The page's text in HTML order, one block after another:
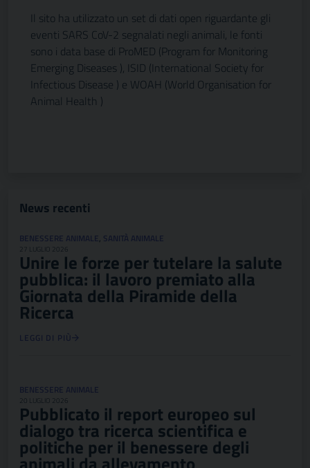
Il sito ha utilizzato un set di dati open riguardante gli
eventi SARS CoV-2 segnalati negli animali, le fonti
sono i data base di ProMED (Program for Monitoring
Emerging Diseases ), ISID (International Society for
Infectious Disease ) e WOAH (World Organisation for
Animal Health )
News recenti
BENESSERE ANIMALE, SANITÀ ANIMALE
27 LUGLIO 2026
Unire le forze per tutelare la salute
pubblica: il lavoro premiato alla
Giornata della Piramide della
Ricerca
LEGGI DI PIÙ
BENESSERE ANIMALE
20 LUGLIO 2026
Pubblicato il report europeo sul
dialogo tra ricerca scientifica e
politiche per il benessere degli